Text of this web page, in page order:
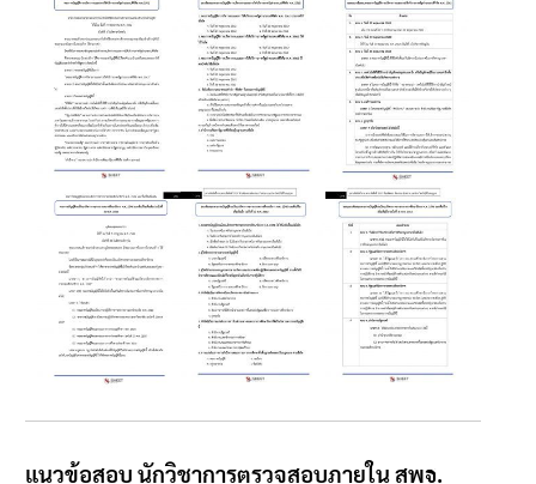
แนวข้อสอบ นักวิชาการตรวจสอบภายใน สพฐ.